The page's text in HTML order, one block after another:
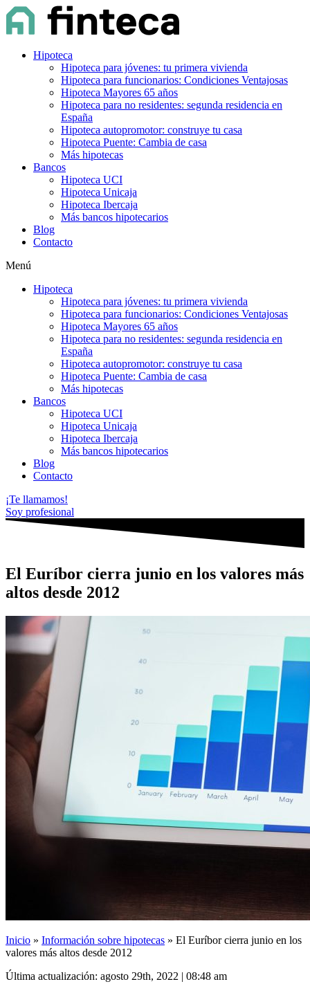
Hipoteca
Hipoteca para jóvenes: tu primera vivienda
Hipoteca para funcionarios: Condiciones Ventajosas
Hipoteca Mayores 65 años
Hipoteca para no residentes: segunda residencia en
España
Hipoteca autopromotor: construye tu casa
Hipoteca Puente: Cambia de casa
Más hipotecas
Bancos
Hipoteca UCI
Hipoteca Unicaja
Hipoteca Ibercaja
Más bancos hipotecarios
Blog
Contacto
Menú
Hipoteca
Hipoteca para jóvenes: tu primera vivienda
Hipoteca para funcionarios: Condiciones Ventajosas
Hipoteca Mayores 65 años
Hipoteca para no residentes: segunda residencia en
España
Hipoteca autopromotor: construye tu casa
Hipoteca Puente: Cambia de casa
Más hipotecas
Bancos
Hipoteca UCI
Hipoteca Unicaja
Hipoteca Ibercaja
Más bancos hipotecarios
Blog
Contacto
¡Te llamamos!
Soy profesional
El Euríbor cierra junio en los valores más
altos desde 2012
Inicio » Información sobre hipotecas » El Euríbor cierra junio en los
valores más altos desde 2012
Última actualización: agosto 29th, 2022 | 08:48 am